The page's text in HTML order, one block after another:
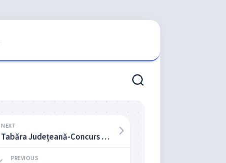
NEXT
Tabăra Județeană-Concurs pentru elevii olimpici la matematică
PREVIOUS